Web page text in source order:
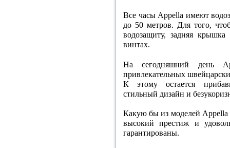
Все часы Appella имеют
до 50 метров. Для того,
водозащиту, задняя
винтах.
На сегодняшний день
привлекательных
К этому остается
стильный дизайн и
Какую бы из моделей Appella
высокий престиж и
гарантированы.